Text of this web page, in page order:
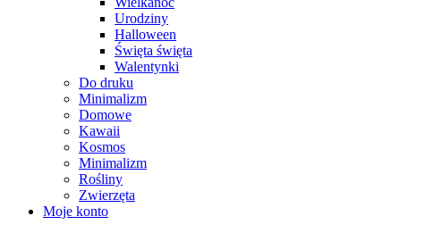
Urodziny
Halloween
Święta święta
Walentynki
Do druku
Minimalizm
Domowe
Kawaii
Kosmos
Minimalizm
Rośliny
Zwierzęta
Moje konto